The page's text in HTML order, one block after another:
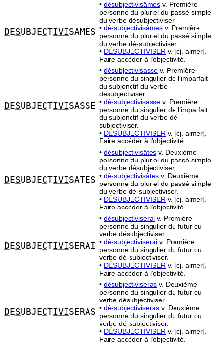
D ESUBJECTIVISAMES
• désubjectivisâmes v. Première
personne du pluriel du passé simple
du verbe désubjectiviser.
• dé-subjectivisâmes v. Première
personne du pluriel du passé simple
du verbe dé-subjectiviser.
• DÉSUBJECTIVISER v. [cj. aimer].
Faire accéder à l’objectivité.
D ESUBJECTIVISASSE
• désubjectivisasse v. Première
personne du singulier de l’imparfait
du subjonctif du verbe
désubjectiviser.
• dé-subjectivisasse v. Première
personne du singulier de l’imparfait
du subjonctif du verbe dé-
subjectiviser.
• DÉSUBJECTIVISER v. [cj. aimer].
Faire accéder à l’objectivité.
D ESUBJECTIVISATES
• désubjectivisâtes v. Deuxième
personne du pluriel du passé simple
du verbe désubjectiviser.
• dé-subjectivisâtes v. Deuxième
personne du pluriel du passé simple
du verbe dé-subjectiviser.
• DÉSUBJECTIVISER v. [cj. aimer].
Faire accéder à l’objectivité.
D ESUBJECTIVISERAI
• désubjectiviserai v. Première
personne du singulier du futur du
verbe désubjectiviser.
• dé-subjectiviserai v. Première
personne du singulier du futur du
verbe dé-subjectiviser.
• DÉSUBJECTIVISER v. [cj. aimer].
Faire accéder à l’objectivité.
D ESUBJECTIVISERAS
• désubjectiviseras v. Deuxième
personne du singulier du futur du
verbe désubjectiviser.
• dé-subjectiviseras v. Deuxième
personne du singulier du futur du
verbe dé-subjectiviser.
• DÉSUBJECTIVISER v. [cj. aimer].
Faire accéder à l’objectivité.